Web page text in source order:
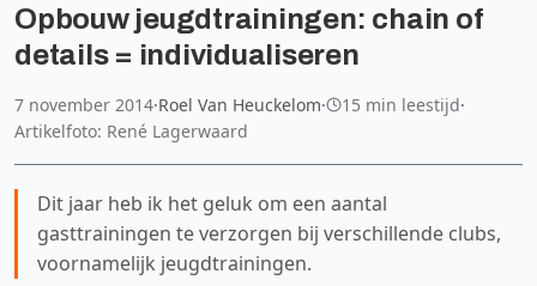
Opbouw jeugdtrainingen: chain of
details = individualiseren
7 november 2014·Roel Van Heuckelom· 15 min leestijd·
Artikelfoto: René Lagerwaard
Dit jaar heb ik het geluk om een aantal
gasttrainingen te verzorgen bij verschillende clubs,
voornamelijk jeugdtrainingen.